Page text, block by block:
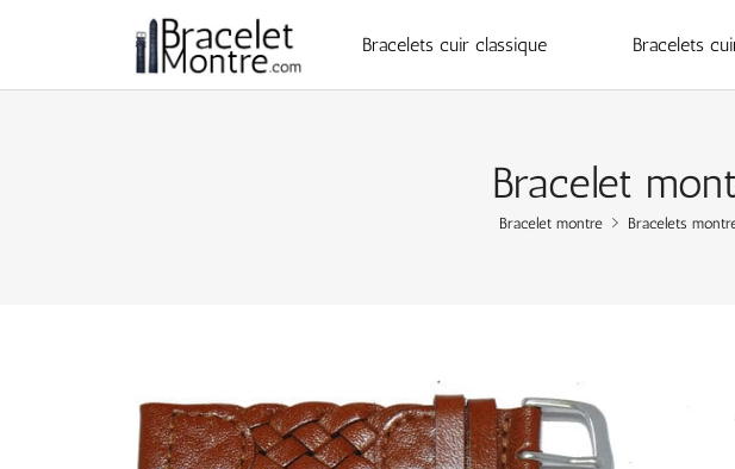
Bracelets cuir classique Bracelets
Bracelet
Bracelet montre Bracelets